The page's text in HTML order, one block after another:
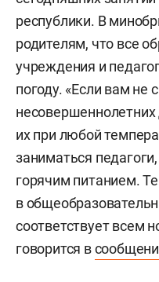
республики. В
родителям, что все
учреждения и
погоду. «Если вам не
их при любой
заниматься
горячим питанием.
в
соответствует всем
говорится в